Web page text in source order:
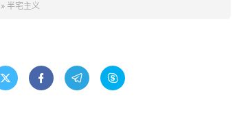
» 半宅主义
   